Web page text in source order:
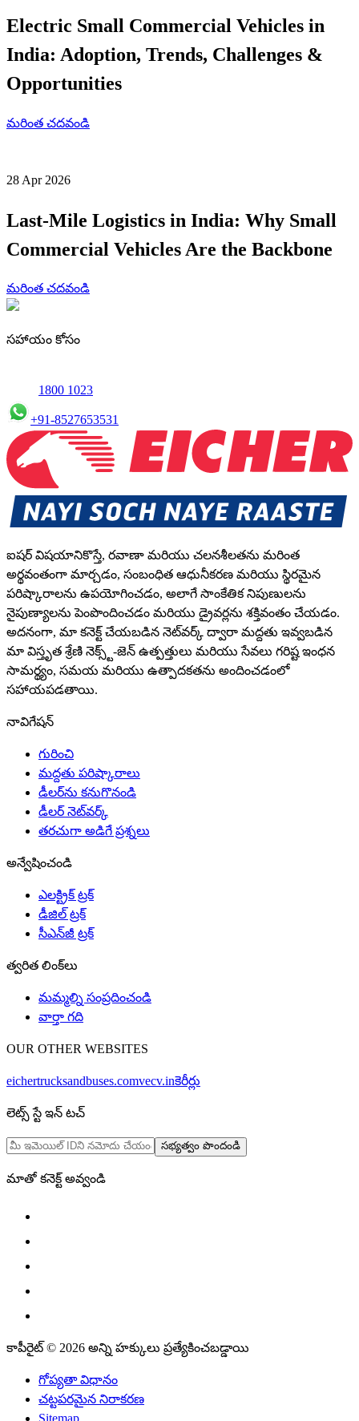
Electric Small Commercial Vehicles in
India: Adoption, Trends, Challenges &
Opportunities
మరింత చదవండి
28 Apr 2026
Last-Mile Logistics in India: Why Small
Commercial Vehicles Are the Backbone
మరింత చదవండి
సహాయం కోసం
1800 1023
+91-8527653531
ఐషర్ విషయానికొస్తే, రవాణా మరియు చలనశీలతను మరింత
అర్థవంతంగా మార్చడం, సంబంధిత ఆధునీకరణ మరియు స్థిరమైన
పరిష్కారాలను ఉపయోగించడం, అలాగే సాంకేతిక నిపుణులను
నైపుణ్యాలను పెంపొందించడం మరియు డ్రైవర్లను శక్తివంతం చేయడం.
అదనంగా, మా కనెక్ట్ చేయబడిన నెట్‌వర్క్ ద్వారా మద్దతు ఇవ్వబడిన
మా విస్తృత శ్రేణి నెక్స్ట్-జెన్ ఉత్పత్తులు మరియు సేవలు గరిష్ట ఇంధన
సామర్థ్యం, సమయ మరియు ఉత్పాదకతను అందించడంలో
సహాయపడతాయి.
నావిగేషన్
గురించి
మద్దతు పరిష్కారాలు
డీలర్‌ను కనుగొనండి
డీలర్ నెట్‌వర్క్
తరచుగా అడిగే ప్రశ్నలు
అన్వేషించండి
ఎలక్ట్రిక్ ట్రక్
డీజిల్ ట్రక్
సీఎన్‌జీ ట్రక్
త్వరిత లింక్‌లు
మమ్మల్ని సంప్రదించండి
వార్తా గది
OUR OTHER WEBSITES
eichertrucksandbuses.comvecv.inకెరీర్లు
లెట్స్ స్టే ఇన్ టచ్
సభ్యత్వం పొందండి
మాతో కనెక్ట్ అవ్వండి
కాపీరైట్ © 2026 అన్ని హక్కులు ప్రత్యేకించబడ్డాయి
గోప్యతా విధానం
చట్టపరమైన నిరాకరణ
Sitemap